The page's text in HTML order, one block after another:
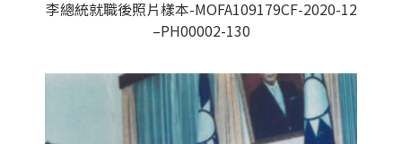
李總統就職後照片樣本-MOFA109179CF-2020-12
–PH00002-130